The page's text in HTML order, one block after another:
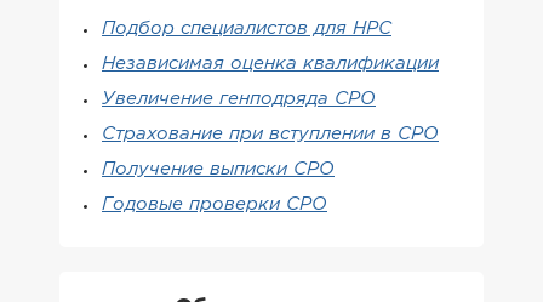
Подбор специалистов для НРС
Независимая оценка квалификации
Увеличение генподряда СРО
Страхование при вступлении в СРО
Получение выписки СРО
Годовые проверки СРО